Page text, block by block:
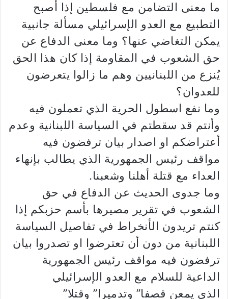
ما معنى التضامن مع فلسطين إذا أصبح
التطبيع مع العدو الإسرائيلي مسألة جانبية
يمكن التغاضي عنها؟ وما معنى الدفاع عن
حق الشعوب في المقاومة إذا كان هذا الحق
يُنزع من اللبنانيين وهم ما زالوا يتعرضون
للعدوان؟
وما نفع اسطول الحرية الذي تعملون فيه
وأنتم قد سقطتم في السياسة اللبنانية وعدم
أعتراضكم او اصدار بيان ترفضون فيه
مواقف رئيس الجمهورية الذي يطالب بإنهاء
العداء مع قتلة أهلنا وشعبنا.
وما جدوى الحديث عن الدفاع في حق
الشعوب في تقرير مصيرها بأسم حزبكم إذا
كنتم تريدون الأنخراط في تفاصيل السياسة
اللبنانية من دون أن تعترضوا او تصدروا بيان
ترفضون فيه مواقف رئيس الجمهورية
الداعية للسلام مع العدو الإسرائيلي
الذي يمعن قصفا” وتدميرا” وقتلا”